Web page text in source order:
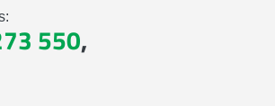
550,